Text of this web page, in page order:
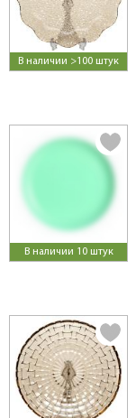
В наличии >100 штук
В наличии 10 штук